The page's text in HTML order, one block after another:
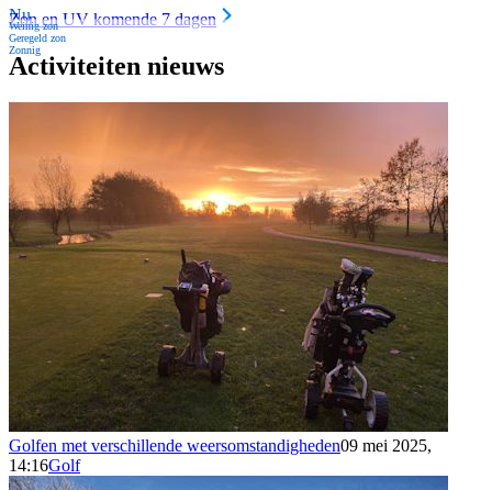
Nu
Weinig zon
Geregeld zon
Zonnig
Zon en UV komende 7 dagen
Activiteiten nieuws
Golfen met verschillende weersomstandigheden09 mei 2025,
14:16Golf